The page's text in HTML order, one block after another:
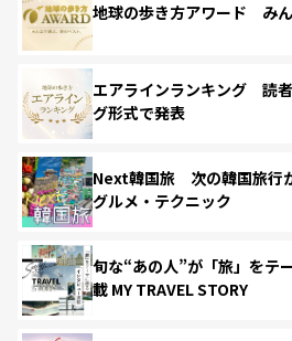
地球の歩き方アワード みん
エアラインランキング 読
グ形式で発表
Next韓国旅 次の韓国旅行
グルメ・テクニック
旬な“あの人”が「旅」をテ
載 MY TRAVEL STORY